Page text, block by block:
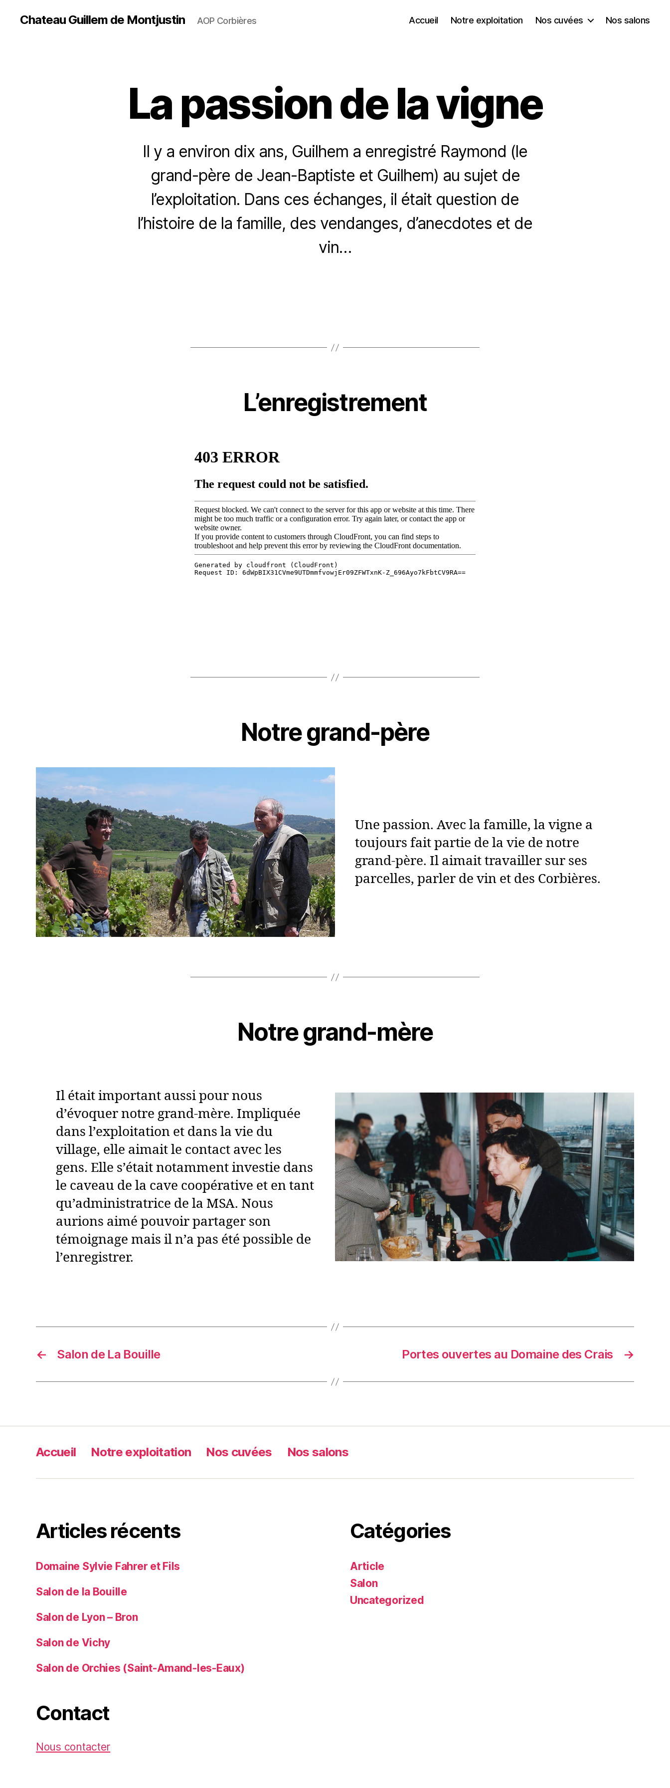
Chateau Guillem de Montjustin AOP Corbières Accueil Notre exploitation Nos cuvées Nos salons
La passion de la vigne
Il y a environ dix ans, Guilhem a enregistré Raymond (le
grand-père de Jean-Baptiste et Guilhem) au sujet de
l’exploitation. Dans ces échanges, il était question de
l’histoire de la famille, des vendanges, d’anecdotes et de
vin…
L’enregistrement
Notre grand-père
Une passion. Avec la famille, la vigne a
toujours fait partie de la vie de notre
grand-père. Il aimait travailler sur ses
parcelles, parler de vin et des Corbières.
Notre grand-mère
Il était important aussi pour nous
d’évoquer notre grand-mère. Impliquée
dans l’exploitation et dans la vie du
village, elle aimait le contact avec les
gens. Elle s’était notamment investie dans
le caveau de la cave coopérative et en tant
qu’administratrice de la MSA. Nous
aurions aimé pouvoir partager son
témoignage mais il n’a pas été possible de
l’enregistrer.
← Salon de La Bouille →
Portes ouvertes au Domaine des Crais
Accueil Notre exploitation Nos cuvées Nos salons
Articles récents
Domaine Sylvie Fahrer et Fils
Salon de la Bouille
Salon de Lyon – Bron
Salon de Vichy
Salon de Orchies (Saint-Amand-les-Eaux)
Contact
Nous contacter
Catégories
Article
Salon
Uncategorized